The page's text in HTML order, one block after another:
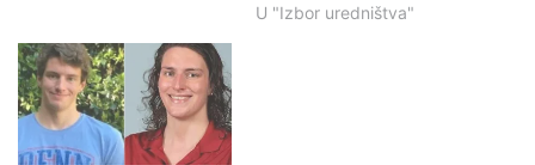
U "Izbor uredništva"